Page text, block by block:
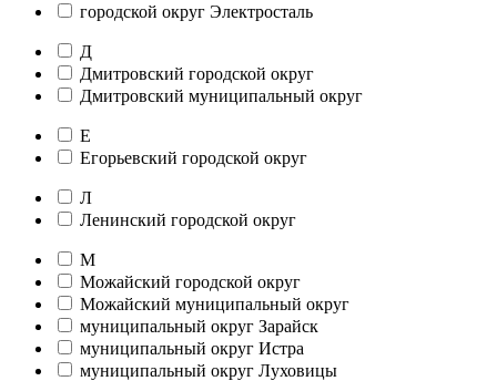
городской округ Электросталь
Д
Дмитровский городской округ
Дмитровский муниципальный округ
Е
Егорьевский городской округ
Л
Ленинский городской округ
М
Можайский городской округ
Можайский муниципальный округ
муниципальный округ Зарайск
муниципальный округ Истра
муниципальный округ Луховицы